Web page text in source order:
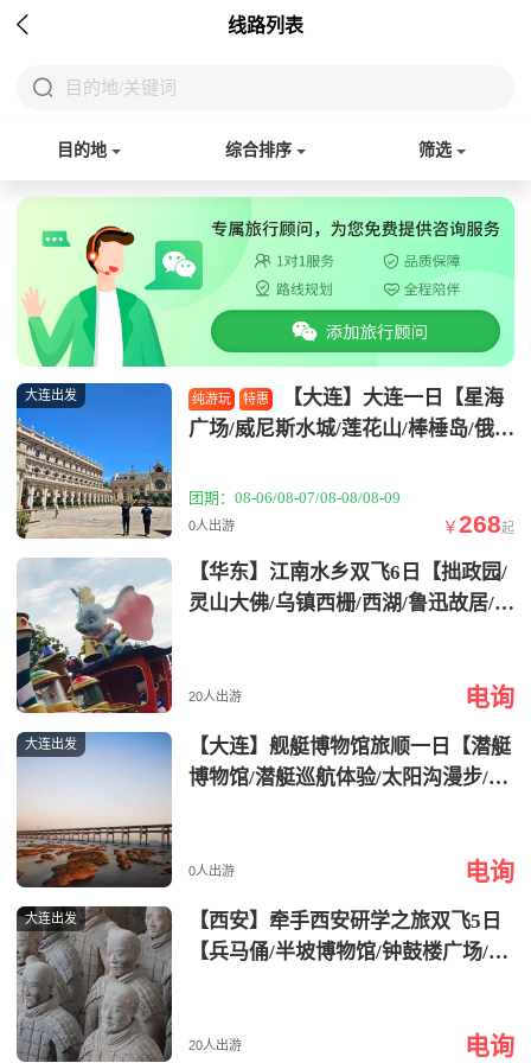
 线路列表
 目的地/关键词
目的地 综合排序 筛选
大连出发 纯游玩 特惠
【大连】大连一日【星海
广场/威尼斯水城/莲花山/棒棰岛/俄罗
团期：08-06/08-07/08-08/08-09
0人出游 ￥268起
【华东】江南水乡双飞6日【拙政园/
灵山大佛/乌镇西栅/西湖/鲁迅故居/云
20人出游 电询
大连出发
【大连】舰艇博物馆旅顺一日【潜艇
博物馆/潜艇巡航体验/太阳沟漫步/旅
0人出游 电询
大连出发
【西安】牵手西安研学之旅双飞5日
【兵马俑/半坡博物馆/钟鼓楼广场/回
20人出游 电询